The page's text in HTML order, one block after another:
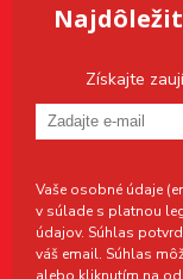
Získajte
Vaše osobné údaje
v súlade s platnou
údajov. Súhlas
váš email. Súhlas
alebo kliknutím na